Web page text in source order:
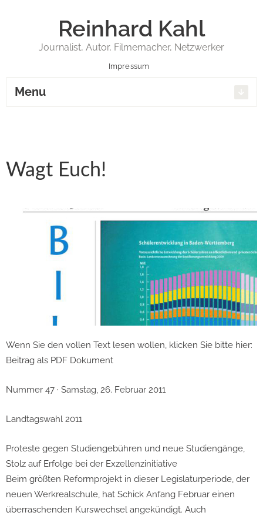
Reinhard Kahl
Journalist, Autor, Filmemacher, Netzwerker
Impressum
Menu
Wagt Euch!
Wenn Sie den vollen Text lesen wollen, klicken Sie bitte hier:
Beitrag als PDF Dokument
Nummer 47 · Samstag, 26. Februar 2011
Landtagswahl 2011
Proteste gegen Studiengebühren und neue Studiengänge,
Stolz auf Erfolge bei der Exzellenzinitiative
Beim größten Reformprojekt in dieser Legislaturperiode, der
neuen Werkrealschule, hat Schick Anfang Februar einen
überraschenden Kurswechsel angekündigt. Auch